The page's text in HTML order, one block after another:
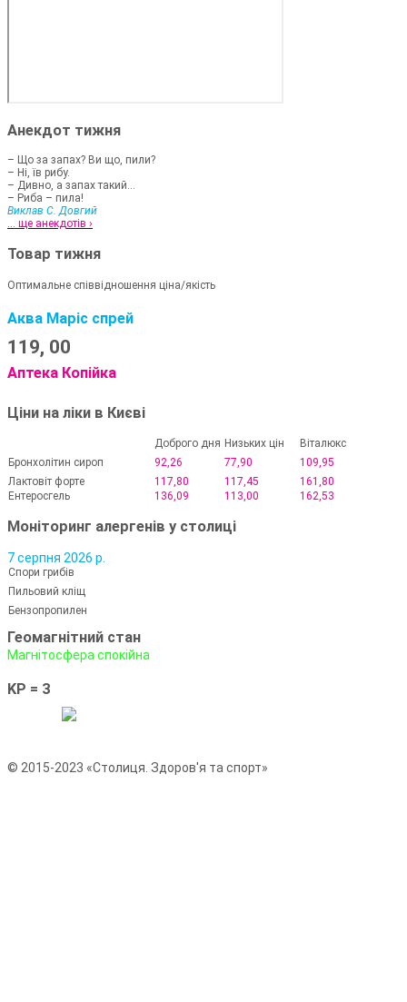
Анекдот тижня
– Що за запах? Ви що, пили?
– Ні, їв рибу.
– Дивно, а запах такий...
– Риба – пила!
Виклав С. Довгий
... ще анекдотів ›
Товар тижня
Оптимальне співвідношення ціна/якість
Аква Маріс спрей
119, 00
Аптека Копійка
Ціни на ліки в Києві
Доброго дня Низьких цін
Віталюкс
Бронхолітин сироп
92,26 77,90
109,95
Лактовіт форте
117,80 117,45
161,80
Ентеросгель
136,09 113,00 162,53
Моніторинг алергенів у столиці
7 серпня 2026 р.
Спори грибів
Пильовий кліщ
Бензопропилен
Геомагнітний стан
Магнітосфера спокійна
KP = 3
© 2015-2023 «Столиця. Здоров'я та спорт»